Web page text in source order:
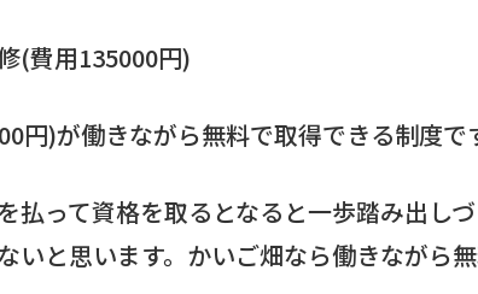
(費用135000円)
円)が働きながら無料で取得できる制度で
払って資格を取るとなると一歩踏み出し
いと思います。かいご畑なら働きながら